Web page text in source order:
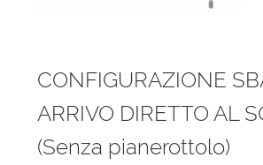
CONFIGURAZIONE
ARRIVO DIRETTO AL
(Senza pianerottolo)